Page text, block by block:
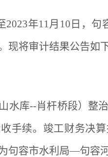
2023年11月10日，
现将审计结果公告如下
水库--肖杆桥段）整
手续。竣工财务决
句容市水利局—句容